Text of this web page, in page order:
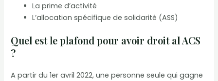
La prime d’activité
L’allocation spécifique de solidarité (ASS)
Quel est le plafond pour avoir droit al ACS
?
A partir du 1er avril 2022, une personne seule qui gagne